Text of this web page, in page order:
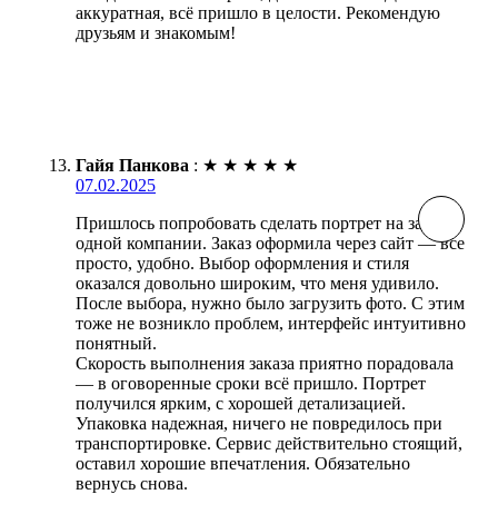
аккуратная, всё пришло в целости. Рекомендую
друзьям и знакомым!
Гайя Панкова : ★ ★ ★ ★ ★
07.02.2025
Пришлось попробовать сделать портрет на заказ в
одной компании. Заказ оформила через сайт — все
просто, удобно. Выбор оформления и стиля
оказался довольно широким, что меня удивило.
После выбора, нужно было загрузить фото. С этим
тоже не возникло проблем, интерфейс интуитивно
понятный.
Скорость выполнения заказа приятно порадовала
— в оговоренные сроки всё пришло. Портрет
получился ярким, с хорошей детализацией.
Упаковка надежная, ничего не повредилось при
транспортировке. Сервис действительно стоящий,
оставил хорошие впечатления. Обязательно
вернусь снова.